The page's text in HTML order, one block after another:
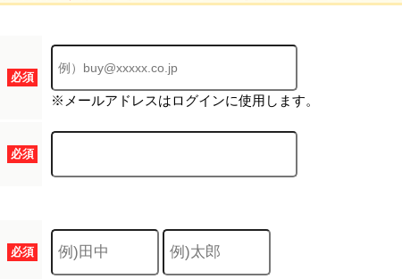
必須
※メールアドレスはログインに使用します。
必須
必須